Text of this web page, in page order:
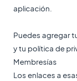
aplicación.
Puedes agregar
y tu política de
Membresías
Los enlaces a